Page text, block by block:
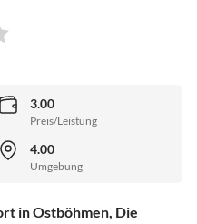
3.00
Preis/Leistung
4.00
Umgebung
in Ostböhmen, Die